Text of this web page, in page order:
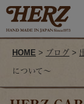
HOME > ブログ >
について～